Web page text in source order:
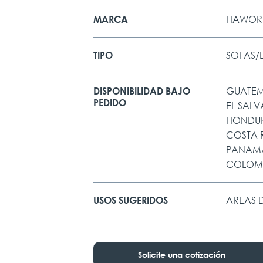
MARCA
TIPO SOFAS/
DISPONIBILIDAD BAJO
PEDIDO
EL
COSTA
USOS SUGERIDOS AREAS
Solicite una cotización